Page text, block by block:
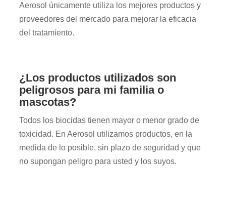
Aerosol únicamente utiliza los mejores productos y
proveedores del mercado para mejorar la eficacia
del tratamiento.
¿Los productos utilizados son
peligrosos para mi familia o
mascotas?
Todos los biocidas tienen mayor o menor grado de
toxicidad. En Aerosol utilizamos productos, en la
medida de lo posible, sin plazo de seguridad y que
no supongan peligro para usted y los suyos.